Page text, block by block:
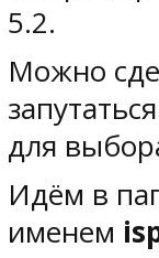
5.2.
Можно
для
Идём в
именем